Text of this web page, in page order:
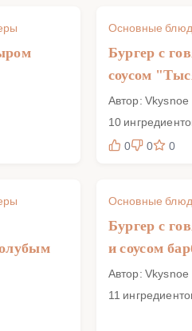
Основные
Бургер с
соусом
Автор: Vkysnoe
10
0
0 0
Основные
Бургер с
и соусом
Автор: Vkysnoe
11